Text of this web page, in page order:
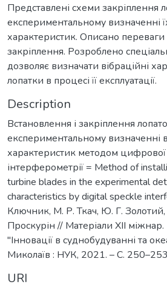
Представлені схеми закріплення
експериментальному визначенні
характеристик. Описано переваги
закріплення. Розроблено
дозволяє визначати вібраційні
лопатки в процесі її експлуатації.
Description
Встановлення і закріплення
експериментальному визначенні
характеристик методом
інтерферометрії = Method of
turbine blades in the experimental
characteristics by digital speckle
Ключник, М. Р. Ткач, Ю. Г.
Проскурін // Матеріали XII
"Інновації в суднобудуванні та
Миколаїв : НУК, 2021. – С.
URI